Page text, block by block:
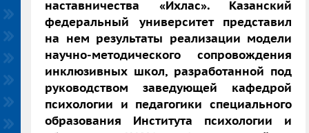
наставничества «Ихлас». Казанский
федеральный университет представил
на нем результаты реализации модели
научно-методического сопровождения
инклюзивных школ, разработанной под
руководством заведующей кафедрой
психологии и педагогики специального
образования Института психологии и